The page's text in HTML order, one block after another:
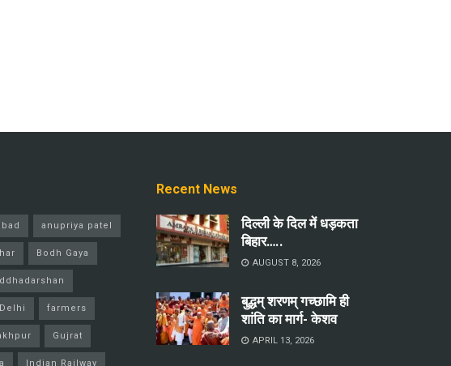
anupriya patel
Bodh Gaya
Delhi farmers
Gujrat
Indian Railway
Recent News
दिल्ली के दिल में धड़कता
बिहार…..
AUGUST 8, 2026
बुद्धम् शरणम् गच्छामि ही
शांति का मार्ग- केशव
APRIL 13, 2026